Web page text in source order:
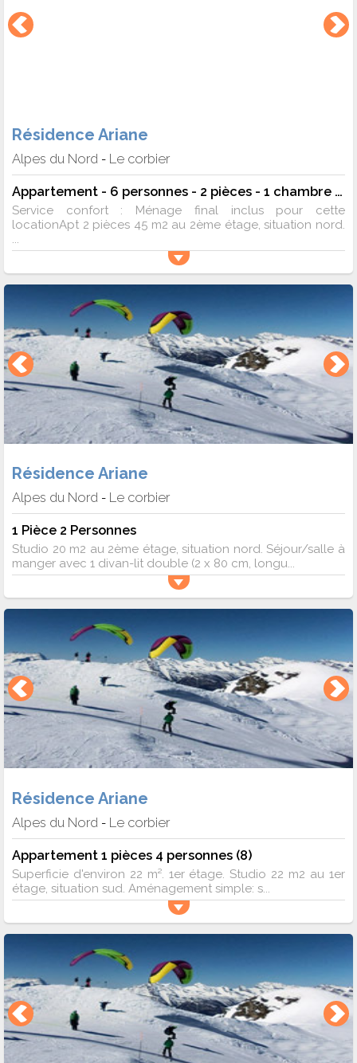
Résidence Ariane
Alpes du Nord - Le corbier
Appartement - 6 personnes - 2 pièces - 1 chambre - 45 m²
Service confort : Ménage final inclus pour cette
locationApt 2 pièces 45 m2 au 2ème étage, situation nord.
Résidence Ariane
Alpes du Nord - Le corbier
1 Pièce 2 Personnes
Studio 20 m2 au 2ème étage, situation nord. Séjour/salle à
manger avec 1 divan-lit double (2 x 80 cm, longu...
Résidence Ariane
Alpes du Nord - Le corbier
Appartement 1 pièces 4 personnes (8)
Superficie d'environ 22 m². 1er étage. Studio 22 m2 au 1er
étage, situation sud. Aménagement simple: s...